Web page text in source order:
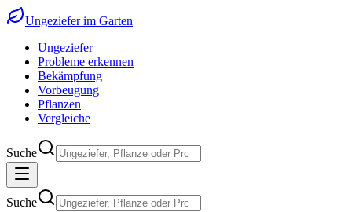
Ungeziefer im Garten
Ungeziefer
Probleme erkennen
Bekämpfung
Vorbeugung
Pflanzen
Vergleiche
Suche
Suche